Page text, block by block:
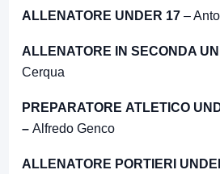
ALLENATORE UNDER 17 –
ALLENATORE IN SECONDA
Cerqua
PREPARATORE ATLETICO
– Alfredo Genco
ALLENATORE PORTIERI